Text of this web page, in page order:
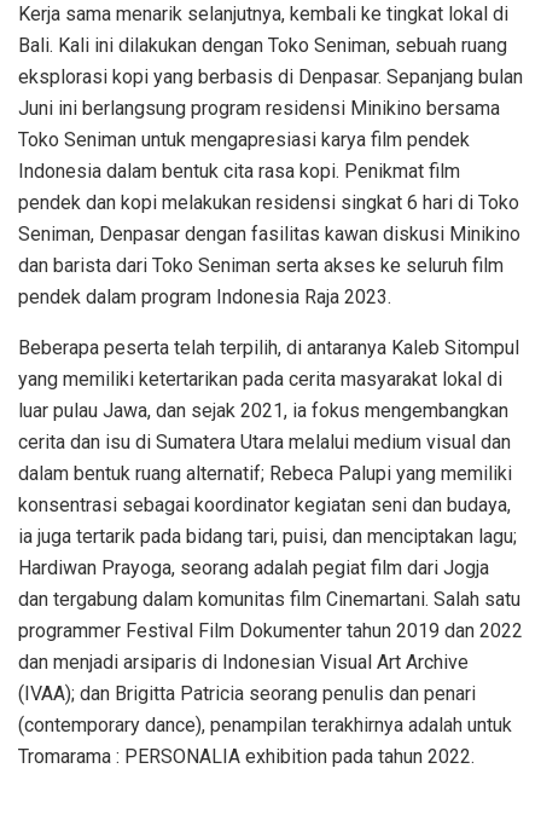
Kerja sama menarik selanjutnya, kembali ke tingkat lokal di
Bali. Kali ini dilakukan dengan Toko Seniman, sebuah ruang
eksplorasi kopi yang berbasis di Denpasar. Sepanjang bulan
Juni ini berlangsung program residensi Minikino bersama
Toko Seniman untuk mengapresiasi karya film pendek
Indonesia dalam bentuk cita rasa kopi. Penikmat film
pendek dan kopi melakukan residensi singkat 6 hari di Toko
Seniman, Denpasar dengan fasilitas kawan diskusi Minikino
dan barista dari Toko Seniman serta akses ke seluruh film
pendek dalam program Indonesia Raja 2023.
Beberapa peserta telah terpilih, di antaranya Kaleb Sitompul
yang memiliki ketertarikan pada cerita masyarakat lokal di
luar pulau Jawa, dan sejak 2021, ia fokus mengembangkan
cerita dan isu di Sumatera Utara melalui medium visual dan
dalam bentuk ruang alternatif; Rebeca Palupi yang memiliki
konsentrasi sebagai koordinator kegiatan seni dan budaya,
ia juga tertarik pada bidang tari, puisi, dan menciptakan lagu;
Hardiwan Prayoga, seorang adalah pegiat film dari Jogja
dan tergabung dalam komunitas film Cinemartani. Salah satu
programmer Festival Film Dokumenter tahun 2019 dan 2022
dan menjadi arsiparis di Indonesian Visual Art Archive
(IVAA); dan Brigitta Patricia seorang penulis dan penari
(contemporary dance), penampilan terakhirnya adalah untuk
Tromarama : PERSONALIA exhibition pada tahun 2022.